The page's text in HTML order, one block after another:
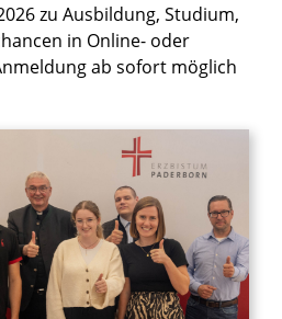
zu Ausbildung, Studium,
in Online- oder
ab sofort möglich